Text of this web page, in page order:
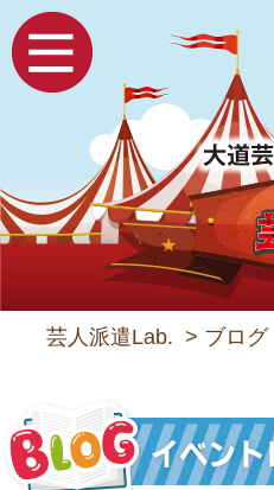
芸人派遣Lab. > ブログ